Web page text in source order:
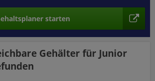
starten
Gehälter für Junior